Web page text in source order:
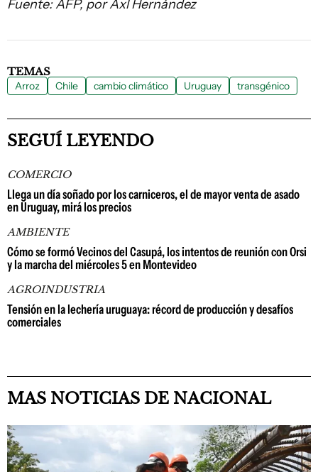
Fuente: AFP, por Axl Hernández
TEMAS
Arroz Chile cambio climático Uruguay transgénico
SEGUÍ LEYENDO
COMERCIO
Llega un día soñado por los carniceros, el de mayor venta de asado
en Uruguay, mirá los precios
AMBIENTE
Cómo se formó Vecinos del Casupá, los intentos de reunión con Orsi
y la marcha del miércoles 5 en Montevideo
AGROINDUSTRIA
Tensión en la lechería uruguaya: récord de producción y desafíos
comerciales
MAS NOTICIAS DE NACIONAL